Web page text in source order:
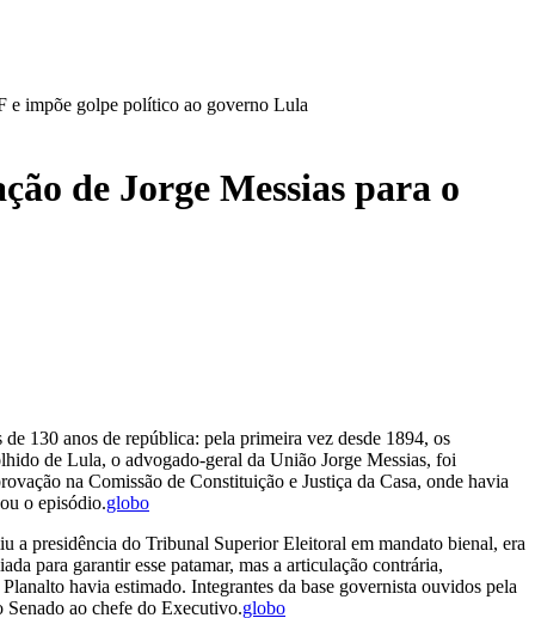
e impõe golpe político ao governo Lula
de Jorge Messias para o
130 anos de república: pela primeira vez desde 1894, os
de Lula, o advogado-geral da União Jorge Messias, foi
na Comissão de Constituição e Justiça da Casa, onde havia
o episódio.globo
a presidência do Tribunal Superior Eleitoral em mandato bienal, era
para garantir esse patamar, mas a articulação contrária,
havia estimado. Integrantes da base governista ouvidos pela
Senado ao chefe do Executivo.globo